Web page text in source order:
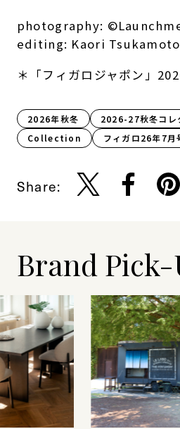
photography:
editing: Kaori Tsukamoto
＊「フィガロジャポン」
2026年秋冬
2026-27秋冬コレ
Collection
フィガロ26年7月
Share:
Brand Pick-